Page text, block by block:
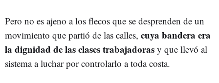
Pero no es ajeno a los flecos que se desprenden de un
movimiento que partió de las calles, cuya bandera era
la dignidad de las clases trabajadoras y que llevó al
sistema a luchar por controlarlo a toda costa.